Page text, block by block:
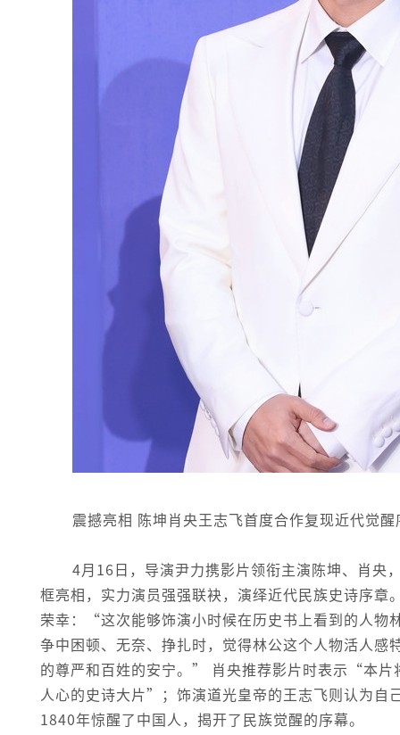
震撼亮相 陈坤肖央王志飞首度合作复现近代觉醒
4月16日，导演尹力携影片领衔主演陈坤、肖央
框亮相，实力演员强强联袂，演绎近代民族史诗序
荣幸：“这次能够饰演小时候在历史书上看到的人物
争中困顿、无奈、挣扎时，觉得林公这个人物活人
的尊严和百姓的安宁。” 肖央推荐影片时表示“本片
人心的史诗大片”；饰演道光皇帝的王志飞则认为自
1840年惊醒了中国人，揭开了民族觉醒的序幕。